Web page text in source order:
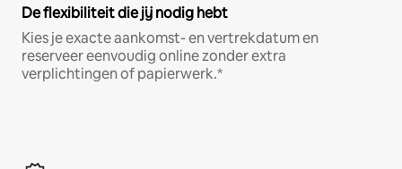
De flexibiliteit die jij nodig hebt
Kies je exacte aankomst- en vertrekdatum en
reserveer eenvoudig online zonder extra
verplichtingen of papierwerk.*